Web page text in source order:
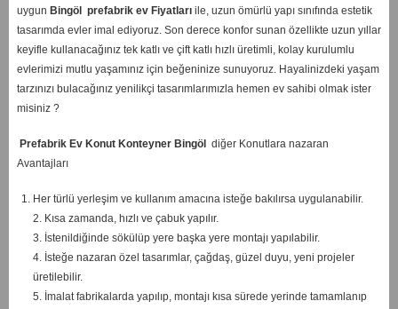
uygun Bingöl prefabrik ev Fiyatları ile, uzun ömürlü yapı sınıfında estetik
tasarımda evler imal ediyoruz. Son derece konfor sunan özellikte uzun yıllar
keyifle kullanacağınız tek katlı ve çift katlı hızlı üretimli, kolay kurulumlu
evlerimizi mutlu yaşamınız için beğeninize sunuyoruz. Hayalinizdeki yaşam
tarzınızı bulacağınız yenilikçi tasarımlarımızla hemen ev sahibi olmak ister
misiniz ?
Prefabrik Ev Konut Konteyner Bingöl
diğer Konutlara nazaran
Avantajları
Her türlü yerleşim ve kullanım amacına isteğe bakılırsa uygulanabilir.
2. Kısa zamanda, hızlı ve çabuk yapılır.
3. İstenildiğinde sökülüp yere başka yere montajı yapılabilir.
4. İsteğe nazaran özel tasarımlar, çağdaş, güzel duyu, yeni projeler
üretilebilir.
5. İmalat fabrikalarda yapılıp, montajı kısa sürede yerinde tamamlanıp